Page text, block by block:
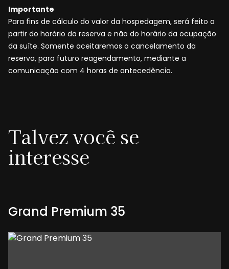
Importante
Para fins de cálculo do valor da hospedagem, será feito a
partir do horário da reserva e não do horário da ocupação
da suíte. Somente aceitaremos o cancelamento da
reserva, para futuro reagendamento, mediante a
comunicação com 4 horas de antecedência.
Talvez você se
interesse
Grand Premium 35